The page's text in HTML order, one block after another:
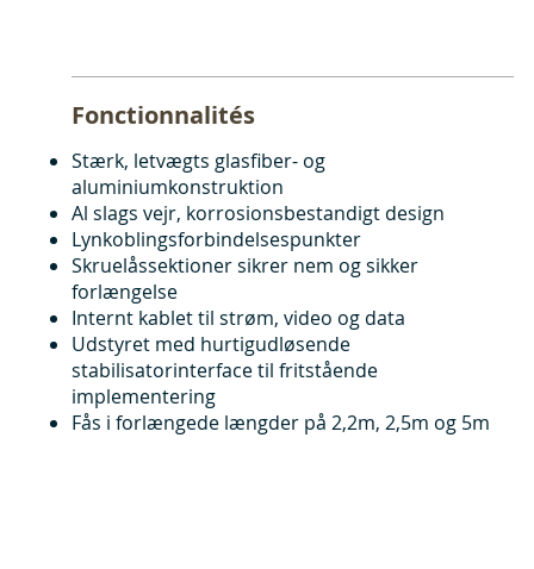
Fonctionnalités
Stærk, letvægts glasfiber- og
aluminiumkonstruktion
Al slags vejr, korrosionsbestandigt design
Lynkoblingsforbindelsespunkter
Skruelåssektioner sikrer nem og sikker
forlængelse
Internt kablet til strøm, video og data
Udstyret med hurtigudløsende
stabilisatorinterface til fritstående
implementering
Fås i forlængede længder på 2,2m, 2,5m og 5m